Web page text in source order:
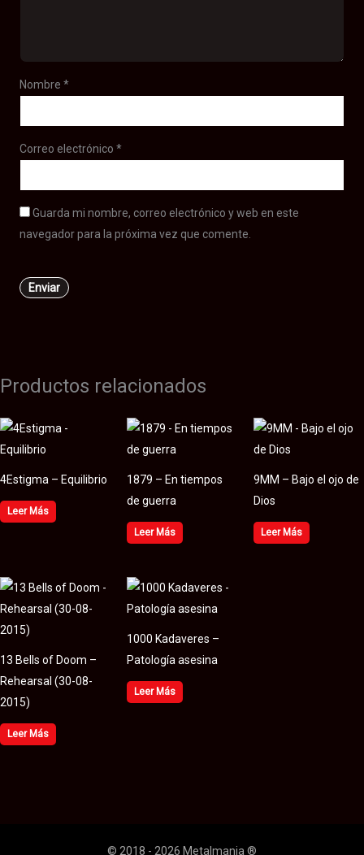
Nombre*
Correo electrónico*
Guarda mi nombre, correo electrónico y web en este
navegador para la próxima vez que comente.
Productos relacionados
4Estigma – Equilibrio
Leer Más
1879 – En tiempos
de guerra
Leer Más
9MM – Bajo el ojo de
Dios
Leer Más
13 Bells of Doom –
Rehearsal (30​-​08​-​
2015)
Leer Más
1000 Kadaveres –
Patología asesina
Leer Más
© 2018 - 2026 Metalmania ®